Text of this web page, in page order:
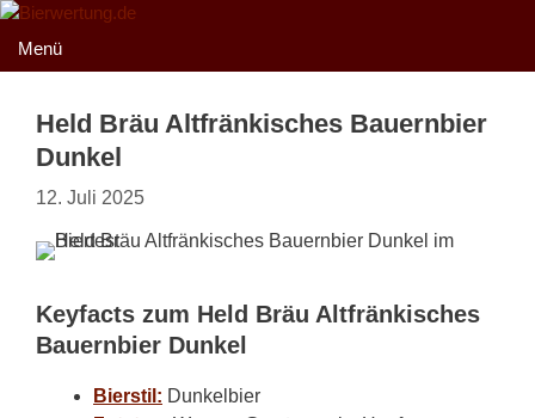
Zum
Inhalt
springen
Menü
Held Bräu Altfränkisches Bauernbier
Dunkel
12. Juli 2025
Keyfacts zum Held Bräu Altfränkisches
Bauernbier Dunkel
Bierstil: Dunkelbier